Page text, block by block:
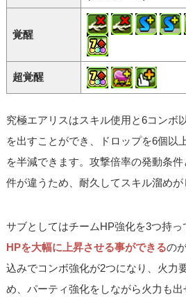
覚醒
超覚醒
究極エアリスはスキル使用と6コンボ
を出すことができ、ドロップを6個以
を半減できます。攻撃倍率の発動条
件が違うため、耐久してスキル溜めが
サブとしてはチームHP強化を3つ持
HPを大幅に上昇させる事ができるの
込みでコンボ強化が2つになり、火力
め、パーティ強化をしながら火力も出